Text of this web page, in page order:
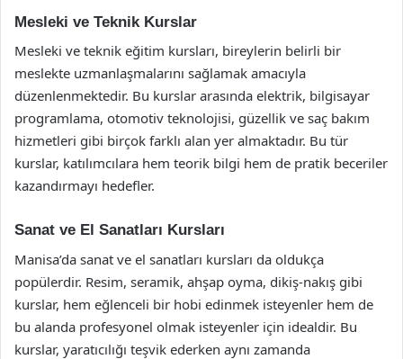
Mesleki ve Teknik Kurslar
Mesleki ve teknik eğitim kursları, bireylerin belirli bir
meslekte uzmanlaşmalarını sağlamak amacıyla
düzenlenmektedir. Bu kurslar arasında elektrik, bilgisayar
programlama, otomotiv teknolojisi, güzellik ve saç bakım
hizmetleri gibi birçok farklı alan yer almaktadır. Bu tür
kurslar, katılımcılara hem teorik bilgi hem de pratik beceriler
kazandırmayı hedefler.
Sanat ve El Sanatları Kursları
Manisa’da sanat ve el sanatları kursları da oldukça
popülerdir. Resim, seramik, ahşap oyma, dikiş-nakış gibi
kurslar, hem eğlenceli bir hobi edinmek isteyenler hem de
bu alanda profesyonel olmak isteyenler için idealdir. Bu
kurslar, yaratıcılığı teşvik ederken aynı zamanda